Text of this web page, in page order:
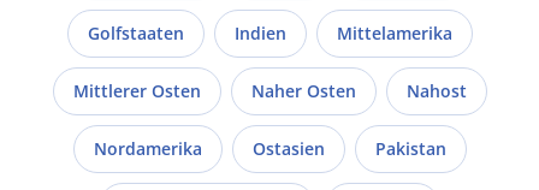
Golfstaaten Indien Mittelamerika
Mittlerer Osten Naher Osten Nahost
Nordamerika Ostasien Pakistan